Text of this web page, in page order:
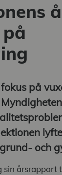
på
och
årsrapport